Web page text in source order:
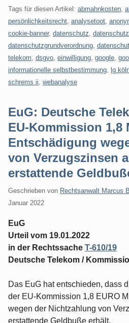
Tags für diesen Artikel: abmahnkosten
persönlichkeitsrecht analysetoot
cookie-banner, datenschutz
datenschutzgrundverordnung
telekom dsgvo einwilligung google
informationelle selbstbestimmung
lg
schrems ii webanalyse
EuG: Deutsche
EU-Kommission 1,8
Entschädigung
von Verzugszinsen
erstattende
Geschrieben von Rechtsanwalt Marcus
Januar 2022
EuG
Urteil vom 19.01.2022
in der Rechtssache T-610/19
Deutsche Telekom /
Das EuG hat entschieden, dass
der EU-Kommission 1,8 EURO
wegen der Nichtzahlung von
erstattende Geldbuße erhält.